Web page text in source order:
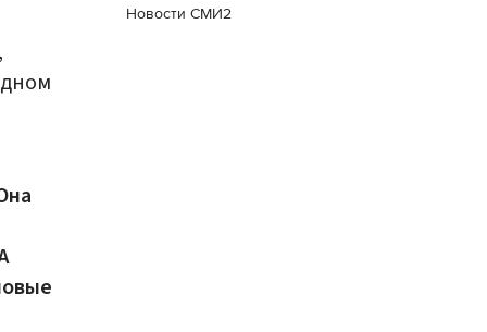
Новости СМИ2